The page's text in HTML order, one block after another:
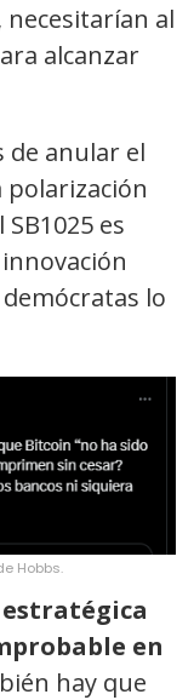
necesitarían al
alcanzar
de anular el
es
lo
Hobbs.
en
hay que